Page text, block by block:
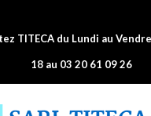
TITECA du Lundi au
18 au 03 20 61 09 26